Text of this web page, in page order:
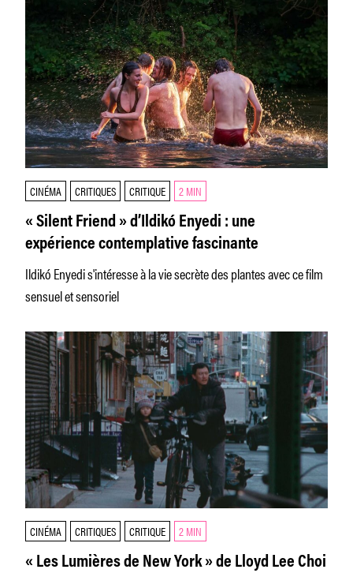
CINÉMA CRITIQUES CRITIQUE 2 MIN
« Silent Friend » d’Ildikó Enyedi : une
expérience contemplative fascinante
Ildikó Enyedi s'intéresse à la vie secrète des plantes avec ce film
sensuel et sensoriel
CINÉMA CRITIQUES CRITIQUE 2 MIN
« Les Lumières de New York » de Lloyd Lee Choi